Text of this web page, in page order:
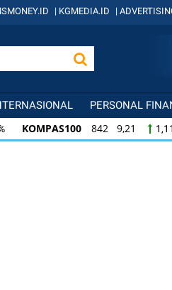
| KGMEDIA.ID |
PERSONAL
KOMPAS100 842 9,21
1,11% LQ45 639 7,72 1,22%